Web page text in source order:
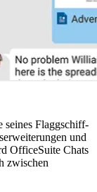
seines Flaggschiff-
und
OfficeSuite Chats
zwischen